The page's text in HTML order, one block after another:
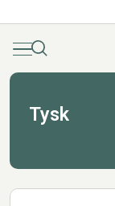
MenuSøg
Tysk